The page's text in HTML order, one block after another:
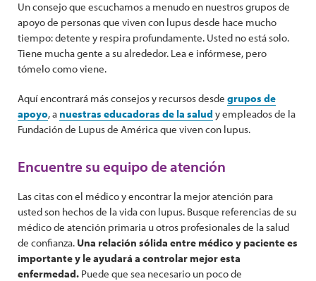
Un consejo que escuchamos a menudo en nuestros grupos de
apoyo de personas que viven con lupus desde hace mucho
tiempo: detente y respira profundamente. Usted no está solo.
Tiene mucha gente a su alrededor. Lea e infórmese, pero
tómelo como viene.
Aquí encontrará más consejos y recursos desde grupos de
apoyo, anuestras educadoras de la salud y empleados de la
Fundación de Lupus de América que viven con lupus.
Encuentre su equipo de atención
Las citas con el médico y encontrar la mejor atención para
usted son hechos de la vida con lupus. Busque referencias de su
médico de atención primaria u otros profesionales de la salud
de confianza. Una relación sólida entre médico y paciente es
importante y le ayudará a controlar mejor esta
enfermedad. Puede que sea necesario un poco de